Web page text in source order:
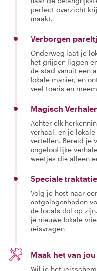
perfect overzicht
maakt.
Verborgen
Onderweg laat je
het grijpen liggen
de stad vanuit een
lokale manier, en
veel toeristen
Magisch
Achter elk
verhaal, en je
vertellen. Bereid je
ongelooflijke
weetjes die alleen
Speciale traktatie
Volg je host naar
eetgelegenheden
de locals dol op
je nieuwe lokale
reisvragen
Maak het van jou
Wil je het